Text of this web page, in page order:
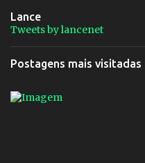
Lance
Tweets by lancenet
Postagens mais visitadas